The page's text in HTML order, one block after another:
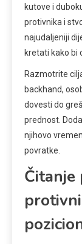
kutove i
protivnika i
najudaljeniji
kretati kako bi
Razmotrite
backhand,
dovesti do
prednost.
njihovo
povratke.
Čitanje